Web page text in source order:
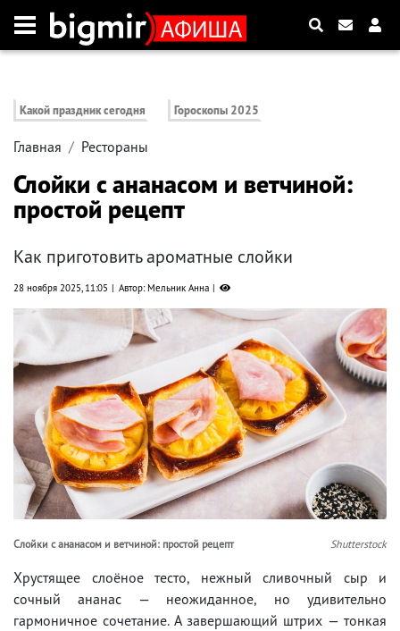
Какой праздник сегодня Гороскопы 2025
Главная Рестораны
Слойки с ананасом и ветчиной:
простой рецепт
Как приготовить ароматные слойки
28 ноября 2025, 11:05 Автор: Мельник Анна
Слойки с ананасом и ветчиной: простой рецепт Shutterstock
Хрустящее слоёное тесто, нежный сливочный сыр и
сочный ананас — неожиданное, но удивительно
гармоничное сочетание. А завершающий штрих — тонкая